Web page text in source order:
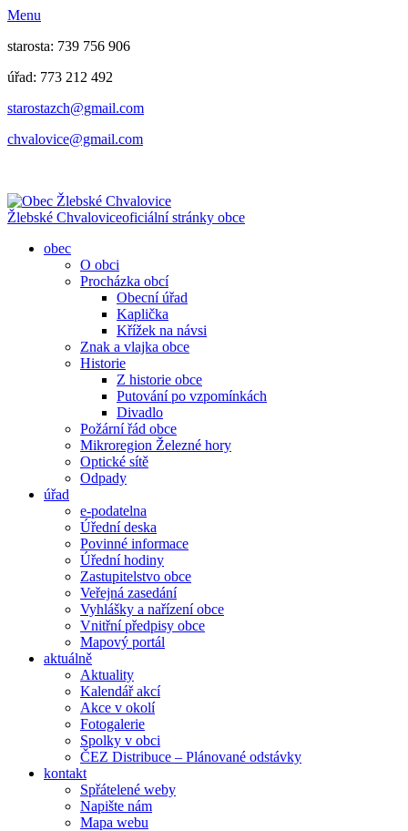
Menu
starosta: 739 756 906
úřad: 773 212 492
​​​​starostazch@gmail.com
​​​​chvalovice@gmail.com
Žlebské Chvaloviceoficiální stránky obce
obec
O obci
Procházka obcí
Obecní úřad
Kaplička
Křížek na návsi
Znak a vlajka obce
Historie
Z historie obce
Putování po vzpomínkách
Divadlo
Požární řád obce
Mikroregion Železné hory
Optické sítě
Odpady
úřad
e-podatelna
Úřední deska
Povinné informace
Úřední hodiny
Zastupitelstvo obce
Veřejná zasedání
Vyhlášky a nařízení obce
Vnitřní předpisy obce
Mapový portál
aktuálně
Aktuality
Kalendář akcí
Akce v okolí
Fotogalerie
Spolky v obci
ČEZ Distribuce – Plánované odstávky
kontakt
Spřátelené weby
Napište nám
Mapa webu